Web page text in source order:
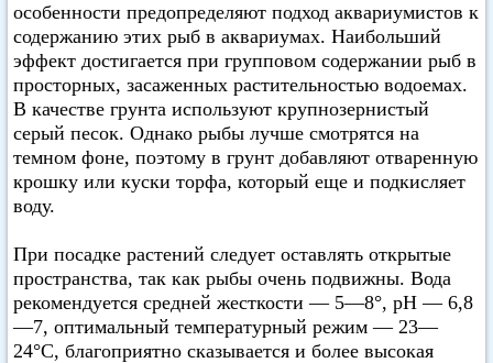
особенности предопределяют подход аквариумистов к
содержанию этих рыб в аквариумах. Наибольший
эффект достигается при групповом содержании рыб в
просторных, засаженных растительностью водоемах.
В качестве грунта используют крупнозернистый
серый песок. Однако рыбы лучше смотрятся на
темном фоне, поэтому в грунт добавляют отваренную
крошку или куски торфа, который еще и подкисляет
воду.
При посадке растений следует оставлять открытые
пространства, так как рыбы очень подвижны. Вода
рекомендуется средней жесткости — 5—8°, pH — 6,8
—7, оптимальный температурный режим — 23—
24°C, благоприятно сказывается и более высокая